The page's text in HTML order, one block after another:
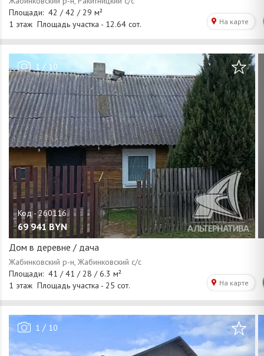
1 / 10
69 941 BYN
Дом в деревне / дача
1 / 10